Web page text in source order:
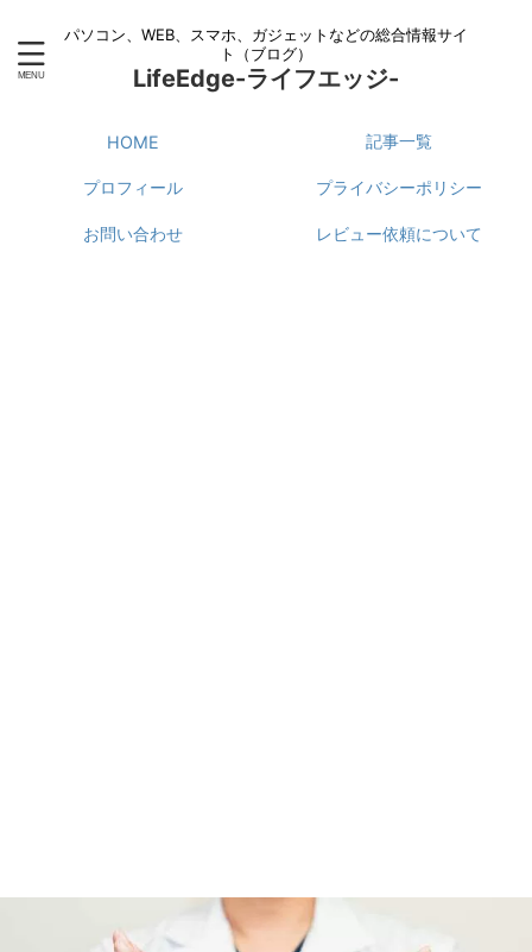
パソコン、WEB、スマホ、ガジェットなどの総合情報サイ
ト（ブログ）
LifeEdge-ライフエッジ-
HOME 記事一覧
プロフィール プライバシーポリシー
お問い合わせ レビュー依頼について